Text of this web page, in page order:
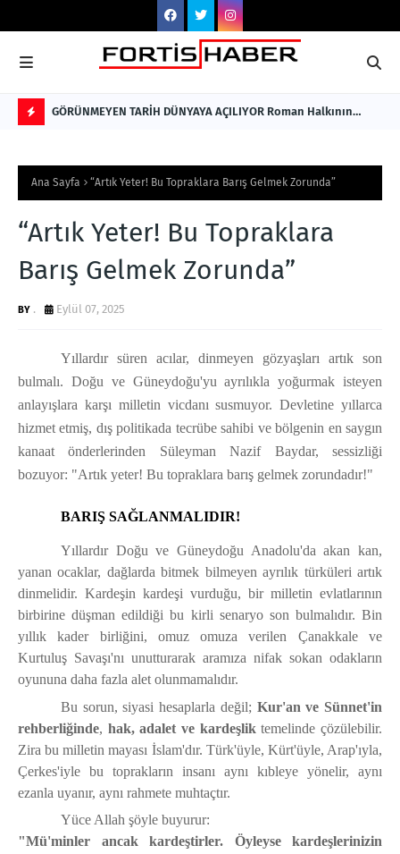
L
S
GÖRÜNMEYEN TARİH DÜNYAYA AÇILIYOR Roman Halkının
Buluştu
Ana Sayfa “Artık Yeter! Bu Topraklara Barış Gelmek Zorunda”
“Artık Yeter! Bu Topraklara
Barış Gelmek Zorunda”
. Eylül 07, 2025
Yıllardır süren acılar, dinmeyen gözyaşları artık son
bulmalı. Doğu ve Güneydoğu'yu ayrılıkla yoğurmak isteyen
anlayışlara karşı milletin vicdanı susmuyor. Devletine yıllarca
hizmet etmiş, dış politikada tecrübe sahibi ve bölgenin en saygın
kanaat önderlerinden Süleyman Nazif Baydar, sessizliği
bozuyor: "Artık yeter! Bu topraklara barış gelmek zorundadır!"
BARIŞ SAĞLANMALIDIR!
Yıllardır Doğu ve Güneydoğu Anadolu'da akan kan,
yanan ocaklar, dağlarda bitmek bilmeyen ayrılık türküleri artık
dinmelidir. Kardeşin kardeşi vurduğu, bir milletin evlatlarının
birbirine düşman edildiği bu kirli senaryo son bulmalıdır. Bin
yıllık kader birliğini, omuz omuza verilen Çanakkale ve
Kurtuluş Savaşı'nı unutturarak aramıza nifak sokan odakların
oyununa daha fazla alet olunmamalıdır.
Bu sorun, siyasi hesaplarla değil; Kur'an ve Sünnet'in
rehberliğinde, hak, adalet ve kardeşliktemelinde çözülebilir.
Zira bu milletin mayası İslam'dır. Türk'üyle, Kürt'üyle, Arap'ıyla,
Çerkes'iyle bu toprakların insanı aynı kıbleye yönelir, aynı
ezanla uyanır, aynı rahmete muhtaçtır.
Yüce Allah şöyle buyurur:
"Mü'minler ancak kardeştirler. Öyleyse kardeşlerinizin